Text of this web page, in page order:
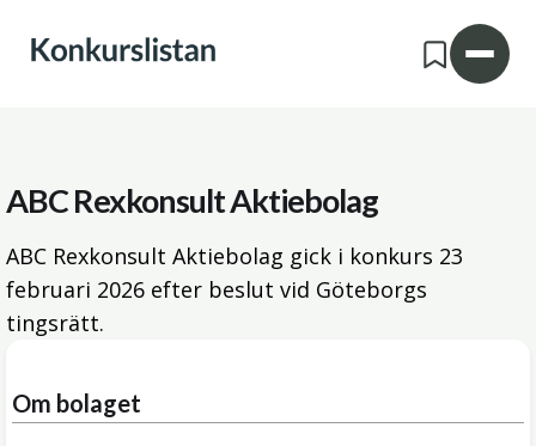
ABC Rexkonsult Aktiebolag
ABC Rexkonsult Aktiebolag gick i konkurs 23
februari 2026 efter beslut vid Göteborgs
tingsrätt.
Om bolaget